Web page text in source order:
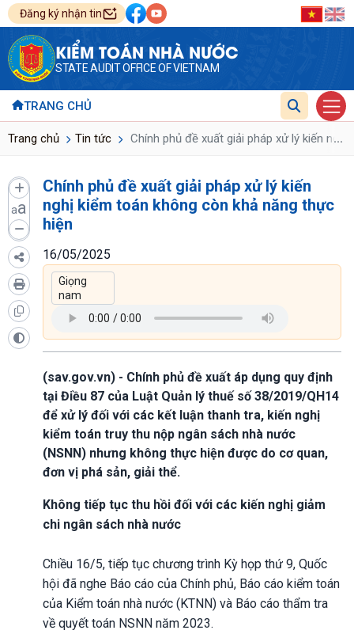
Đăng ký nhận tin
KIỂM TOÁN NHÀ NƯỚC
STATE AUDIT OFFICE OF VIETNAM
TRANG CHỦ
Trang chủ Tin tức Chính phủ đề xuất giải pháp xử lý kiến ...
aa
Chính phủ đề xuất giải pháp xử lý kiến
nghị kiểm toán không còn khả năng thực
hiện
16/05/2025
(sav.gov.vn) - Chính phủ đề xuất áp dụng quy định
tại Điều 87 của Luật Quản lý thuế số 38/2019/QH14
để xử lý đối với các kết luận thanh tra, kiến nghị
kiểm toán truy thu nộp ngân sách nhà nước
(NSNN) nhưng không thực hiện được do cơ quan,
đơn vị phá sản, giải thể.
Không tiếp tục thu hồi đối với các kiến nghị giảm
chi ngân sách nhà nước
Chiều 16/5, tiếp tục chương trình Kỳ họp thứ 9, Quốc
hội đã nghe Báo cáo của Chính phủ, Báo cáo kiểm toán
của Kiểm toán nhà nước (KTNN) và Báo cáo thẩm tra
về quyết toán NSNN năm 2023.